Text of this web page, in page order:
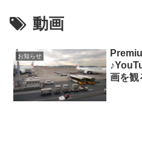
動画
お知らせ
画を観